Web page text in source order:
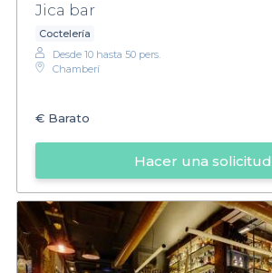
Jica bar
Coctelería
Desde 10 hasta 50 pers.
Chamberí
€ Barato
Hacer una solicitud